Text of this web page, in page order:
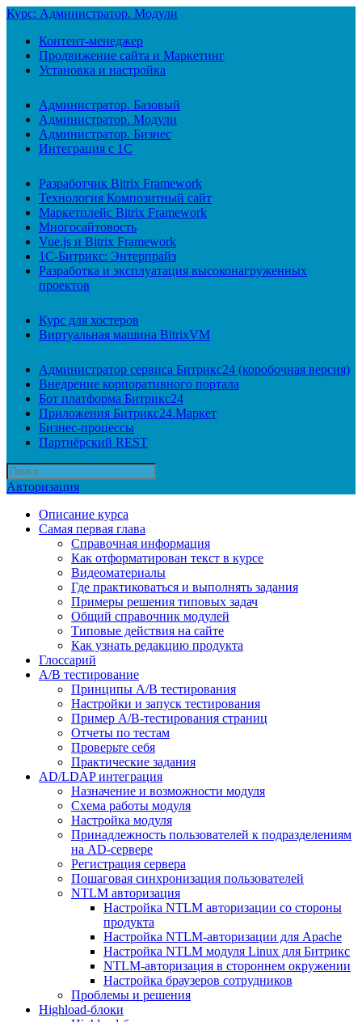
Курс: Администратор. Модули
Контент-менеджер
Продвижение сайта и Маркетинг
Установка и настройка
Администратор. Базовый
Администратор. Модули
Администратор. Бизнес
Интеграция с 1С
Разработчик Bitrix Framework
Технология Композитный сайт
Маркетплейс Bitrix Framework
Многосайтовость
Vue.js и Bitrix Framework
1С-Битрикс: Энтерпрайз
Разработка и эксплуатация высоконагруженных
проектов
Курс для хостеров
Виртуальная машина BitrixVM
Администратор сервиса Битрикс24 (коробочная версия)
Внедрение корпоративного портала
Бот платформа Битрикс24
Приложения Битрикс24.Маркет
Бизнес-процессы
Партнёрский REST
Авторизация
Описание курса
Самая первая глава
Справочная информация
Как отформатирован текст в курсе
Видеоматериалы
Где практиковаться и выполнять задания
Примеры решения типовых задач
Общий справочник модулей
Типовые действия на сайте
Как узнать редакцию продукта
Глоссарий
A/B тестирование
Принципы A/B тестирования
Настройки и запуск тестирования
Пример A/B-тестирования страниц
Отчеты по тестам
Проверьте себя
Практические задания
AD/LDAP интеграция
Назначение и возможности модуля
Схема работы модуля
Настройка модуля
Принадлежность пользователей к подразделениям
на AD-сервере
Регистрация сервера
Пошаговая синхронизация пользователей
NTLM авторизация
Настройка NTLM авторизации со стороны
продукта
Настройка NTLM-авторизации для Apache
Настройка NTLM модуля Linux для Битрикс
NTLM-авторизация в стороннем окружении
Настройка браузеров сотрудников
Проблемы и решения
Highload-блоки